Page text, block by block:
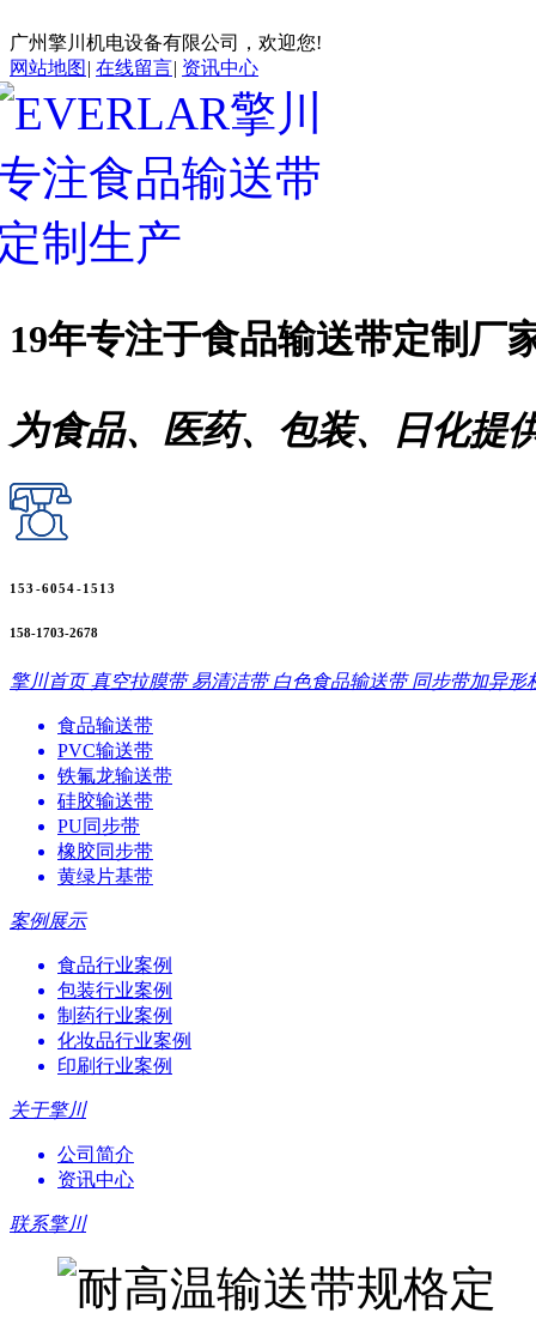
广州擎川机电设备有限公司，欢迎您!
网站地图 | 在线留言| 资讯中心
19年专注于食品输送带定制厂
为食品、医药、包装、日化提
153-6054-1513
158-1703-2678
擎川首页 真空拉膜带 易清洁带 白色食品输送带 同步带加异形
食品输送带
PVC输送带
铁氟龙输送带
硅胶输送带
PU同步带
橡胶同步带
黄绿片基带
案例展示
食品行业案例
包装行业案例
制药行业案例
化妆品行业案例
印刷行业案例
关于擎川
公司简介
资讯中心
联系擎川